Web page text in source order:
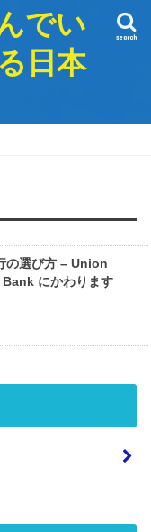
でい
日本
search
の選び方 – Union
にかわります